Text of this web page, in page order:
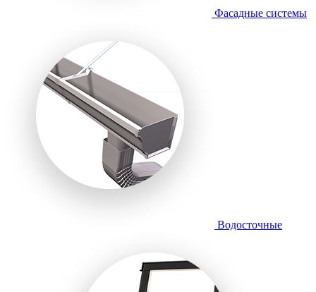
Фасадные системы
Водосточные